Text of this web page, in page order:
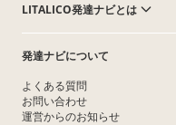
LITALICO発達ナビとは
発達ナビについて
よくある質問
お問い合わせ
運営からのお知らせ